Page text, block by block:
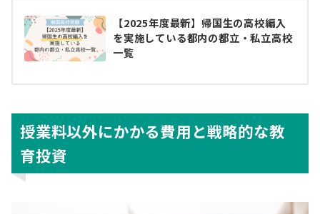
【2025年度最新】帰国生の高校編入
を実施している都内の都立・私立高校
一覧
授業料以外にかかる費用と戦略的な教
育投資